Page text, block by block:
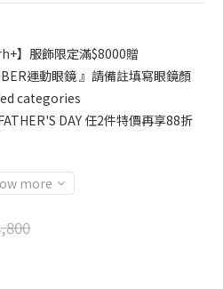
】服飾限定滿$8000贈
運動眼鏡 』請備註填寫眼鏡顏
categories
DAY 任2件特價再享88折
more